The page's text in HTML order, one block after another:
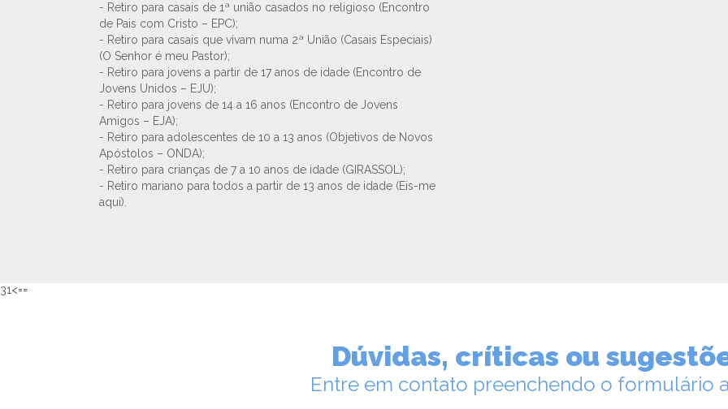
- Retiro para casais de 1ª união casados no religioso (Encontro
de Pais com Cristo – EPC);
- Retiro para casais que vivam numa 2ª União (Casais Especiais)
(O Senhor é meu Pastor);
- Retiro para jovens a partir de 17 anos de idade (Encontro de
Jovens Unidos – EJU);
- Retiro para jovens de 14 a 16 anos (Encontro de Jovens
Amigos – EJA);
- Retiro para adolescentes de 10 a 13 anos (Objetivos de Novos
Apóstolos – ONDA);
- Retiro para crianças de 7 a 10 anos de idade (GIRASSOL);
- Retiro mariano para todos a partir de 13 anos de idade (Eis-me
aqui).
31<==
Dúvidas, críticas ou
Entre em contato preenchendo o formulário